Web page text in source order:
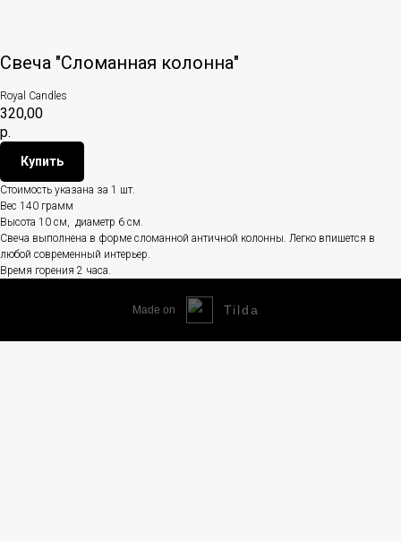
Свеча "Сломанная колонна"
Royal Candles
320,00
р.
Купить
Стоимость указана за 1 шт.
Вес 140 грамм
Высота 10 см, диаметр 6 см.
Свеча выполнена в форме сломанной античной колонны. Легко впишется в
любой современный интерьер.
Время горения 2 часа.
Made on Tilda